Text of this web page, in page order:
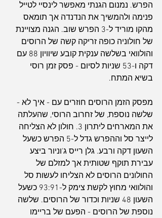
הפרש. נמנום הגנתי מאפשר לינסיי לטייל
פנימה ולהמשיך את הנדנדה אך תומאס
מהקו מוריד ל-3 הפרש שוב. הגנה מצויינת
של חולוניה כופה זריקה קשה של הרוסים
והולוואי בשלשה ענקית קובע שיוויון 88 עם
דקה ו-53 שניות לסיום - פסק זמן רוסי
בשיא המתח.
מפסק הזמן הרוסים חוזרים עם - איך לא -
שלשה נוספת, של זחרוב הרוסי, שהעלתה
את המארחים ליתרון 3. חולון לא הצליחה
לייצר סל וההפרש גדל ל-5 הפרש כשעל
השעון דקה ורבע. גלן רייס ג'וניור ביצע
עבירת תוקף שטותית אך למזלם של
החולונים הרוסים לא הצליחו לעשות סל
והולוואי מחוץ לקשת צימק ל-93:91 כשעל
השעון 48 שניות וכדור של הרוסים. שלשה
נוספת של הרוסים - הפעם של בריימו